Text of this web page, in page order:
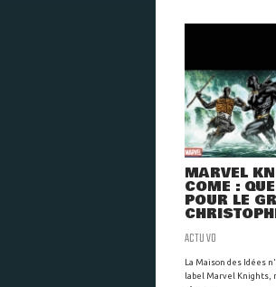
MARVEL
COME :
POUR LE
ACTU VO
La Maison des Idées
label Marvel Knights,